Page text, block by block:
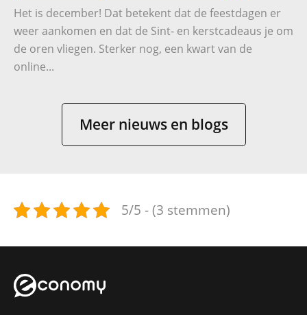
Het is december! Dat betekent dat de feestdagen er
weer aankomen en dat de Sint- en kerstcadeaus je om
de oren vliegen. Sterker nog, een kwart van de
online...
Meer nieuws en blogs
5/5 - (3 stemmen)